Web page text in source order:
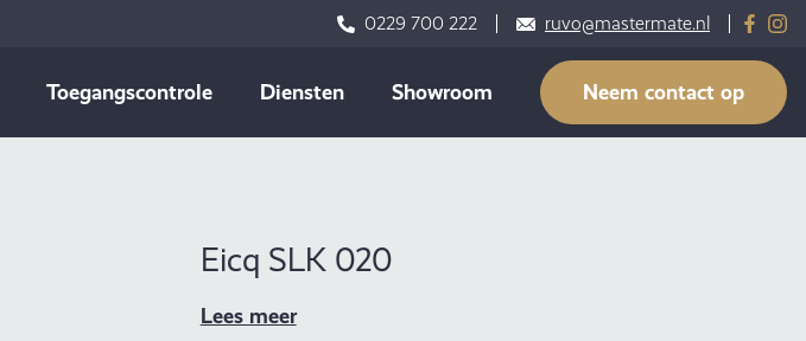
0229 700 222 ruvo@mastermate.nl
Toegangscontrole Diensten Showroom Neem contact op
Eicq SLK 020
Lees meer